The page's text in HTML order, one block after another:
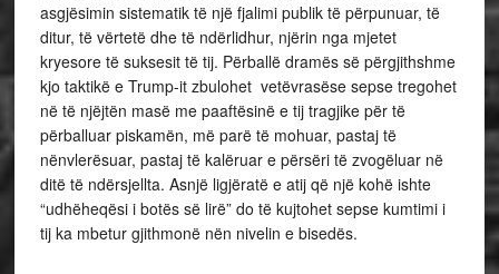
asgjësimin sistematik të një fjalimi publik të përpunuar, të
ditur, të vërtetë dhe të ndërlidhur, njërin nga mjetet
kryesore të suksesit të tij. Përballë dramës së përgjithshme
kjo taktikë e Trump-it zbulohet vetëvrasëse sepse tregohet
në të njëjtën masë me paaftësinë e tij tragjike për të
përballuar piskamën, më parë të mohuar, pastaj të
nënvlerësuar, pastaj të kalëruar e përsëri të zvogëluar në
ditë të ndërsjellta. Asnjë ligjëratë e atij që një kohë ishte
“udhëheqësi i botës së lirë” do të kujtohet sepse kumtimi i
tij ka mbetur gjithmonë nën nivelin e bisedës.